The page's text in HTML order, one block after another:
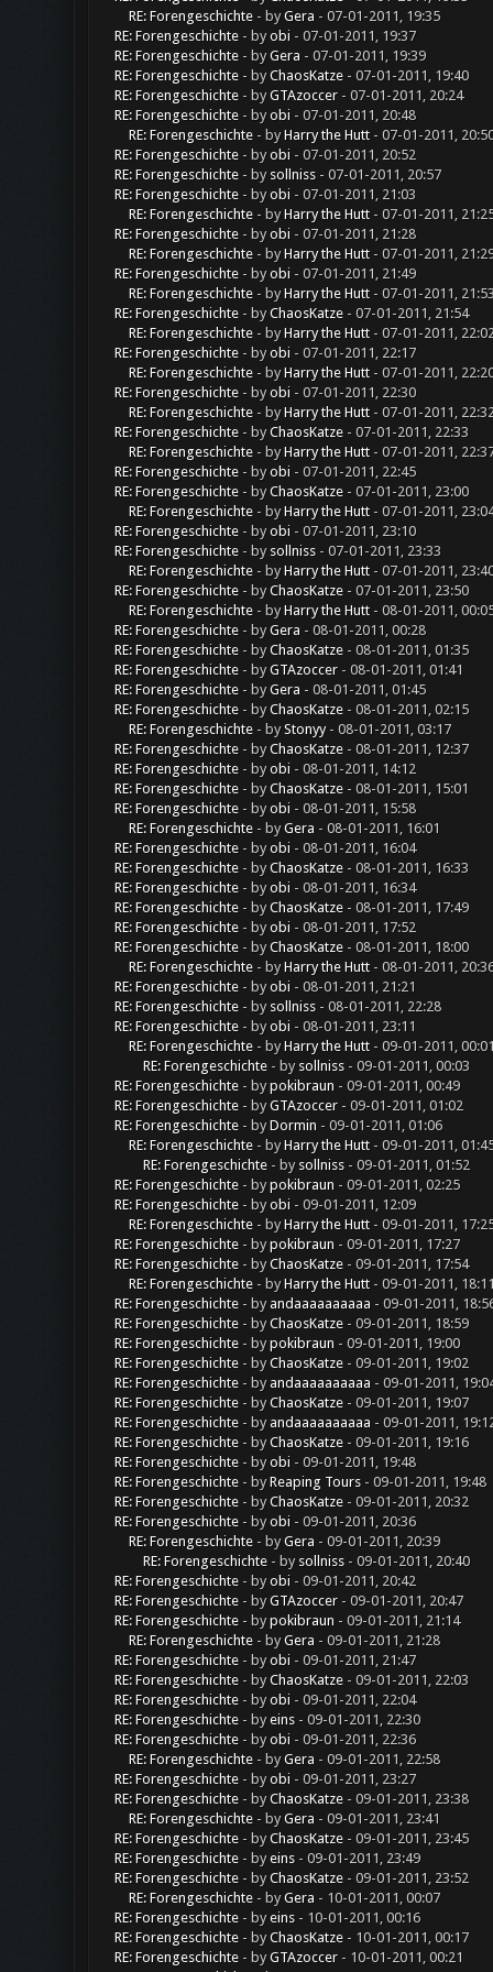
RE: Forengeschichte - byGera - 07-01-2011, 19:35
RE: Forengeschichte - byobi- 07-01-2011, 19:37
RE: Forengeschichte - byGera - 07-01-2011, 19:39
RE: Forengeschichte - byChaosKatze- 07-01-2011, 19:40
RE: Forengeschichte - byGTAzoccer- 07-01-2011, 20:24
RE: Forengeschichte - byobi- 07-01-2011, 20:48
RE: Forengeschichte - byHarry the Hutt- 07-01-2011,
RE: Forengeschichte - byobi- 07-01-2011, 20:52
RE: Forengeschichte - by sollniss- 07-01-2011, 20:57
RE: Forengeschichte - byobi- 07-01-2011, 21:03
RE: Forengeschichte - byHarry the Hutt- 07-01-2011,
RE: Forengeschichte - byobi- 07-01-2011, 21:28
RE: Forengeschichte - byHarry the Hutt- 07-01-2011,
RE: Forengeschichte - byobi- 07-01-2011, 21:49
RE: Forengeschichte - byHarry the Hutt- 07-01-2011, 21:53
RE: Forengeschichte - byChaosKatze- 07-01-2011, 21:54
RE: Forengeschichte - byHarry the Hutt- 07-01-2011,
RE: Forengeschichte - byobi- 07-01-2011, 22:17
RE: Forengeschichte - byHarry the Hutt- 07-01-2011,
RE: Forengeschichte - byobi- 07-01-2011, 22:30
RE: Forengeschichte - byHarry the Hutt- 07-01-2011,
RE: Forengeschichte - byChaosKatze- 07-01-2011, 22:33
RE: Forengeschichte - byHarry the Hutt- 07-01-2011,
RE: Forengeschichte - byobi- 07-01-2011, 22:45
RE: Forengeschichte - byChaosKatze- 07-01-2011, 23:00
RE: Forengeschichte - byHarry the Hutt- 07-01-2011,
RE: Forengeschichte - byobi- 07-01-2011, 23:10
RE: Forengeschichte - by sollniss- 07-01-2011, 23:33
RE: Forengeschichte - byHarry the Hutt- 07-01-2011,
RE: Forengeschichte - byChaosKatze- 07-01-2011, 23:50
RE: Forengeschichte - byHarry the Hutt- 08-01-2011,
RE: Forengeschichte - byGera - 08-01-2011, 00:28
RE: Forengeschichte - byChaosKatze- 08-01-2011, 01:35
RE: Forengeschichte - byGTAzoccer- 08-01-2011, 01:41
RE: Forengeschichte - byGera - 08-01-2011, 01:45
RE: Forengeschichte - byChaosKatze- 08-01-2011, 02:15
RE: Forengeschichte - byStonyy- 08-01-2011, 03:17
RE: Forengeschichte - byChaosKatze- 08-01-2011, 12:37
RE: Forengeschichte - byobi- 08-01-2011, 14:12
RE: Forengeschichte - byChaosKatze- 08-01-2011, 15:01
RE: Forengeschichte - byobi- 08-01-2011, 15:58
RE: Forengeschichte - byGera - 08-01-2011, 16:01
RE: Forengeschichte - byobi- 08-01-2011, 16:04
RE: Forengeschichte - byChaosKatze- 08-01-2011, 16:33
RE: Forengeschichte - byobi- 08-01-2011, 16:34
RE: Forengeschichte - byChaosKatze- 08-01-2011, 17:49
RE: Forengeschichte - byobi- 08-01-2011, 17:52
RE: Forengeschichte - byChaosKatze- 08-01-2011, 18:00
RE: Forengeschichte - byHarry the Hutt- 08-01-2011,
RE: Forengeschichte - byobi- 08-01-2011, 21:21
RE: Forengeschichte - by sollniss- 08-01-2011, 22:28
RE: Forengeschichte - byobi- 08-01-2011, 23:11
RE: Forengeschichte - byHarry the Hutt- 09-01-2011, 00:01
RE: Forengeschichte - by sollniss- 09-01-2011, 00:03
RE: Forengeschichte - bypokibraun - 09-01-2011, 00:49
RE: Forengeschichte - byGTAzoccer- 09-01-2011, 01:02
RE: Forengeschichte - byDormin - 09-01-2011, 01:06
RE: Forengeschichte - byHarry the Hutt- 09-01-2011,
RE: Forengeschichte - by sollniss- 09-01-2011, 01:52
RE: Forengeschichte - bypokibraun - 09-01-2011, 02:25
RE: Forengeschichte - byobi- 09-01-2011, 12:09
RE: Forengeschichte - byHarry the Hutt- 09-01-2011,
RE: Forengeschichte - bypokibraun - 09-01-2011, 17:27
RE: Forengeschichte - byChaosKatze- 09-01-2011, 17:54
RE: Forengeschichte - byHarry the Hutt- 09-01-2011, 18:11
RE: Forengeschichte - byandaaaaaaaaaa - 09-01-2011,
RE: Forengeschichte - byChaosKatze- 09-01-2011, 18:59
RE: Forengeschichte - bypokibraun - 09-01-2011, 19:00
RE: Forengeschichte - byChaosKatze- 09-01-2011, 19:02
RE: Forengeschichte - byandaaaaaaaaaa - 09-01-2011,
RE: Forengeschichte - byChaosKatze- 09-01-2011, 19:07
RE: Forengeschichte - byandaaaaaaaaaa - 09-01-2011,
RE: Forengeschichte - byChaosKatze- 09-01-2011, 19:16
RE: Forengeschichte - byobi- 09-01-2011, 19:48
RE: Forengeschichte - byReaping Tours- 09-01-2011, 19:48
RE: Forengeschichte - byChaosKatze- 09-01-2011, 20:32
RE: Forengeschichte - byobi- 09-01-2011, 20:36
RE: Forengeschichte - byGera - 09-01-2011, 20:39
RE: Forengeschichte - by sollniss- 09-01-2011, 20:40
RE: Forengeschichte - byobi- 09-01-2011, 20:42
RE: Forengeschichte - byGTAzoccer- 09-01-2011, 20:47
RE: Forengeschichte - bypokibraun - 09-01-2011, 21:14
RE: Forengeschichte - byGera - 09-01-2011, 21:28
RE: Forengeschichte - byobi- 09-01-2011, 21:47
RE: Forengeschichte - byChaosKatze- 09-01-2011, 22:03
RE: Forengeschichte - byobi- 09-01-2011, 22:04
RE: Forengeschichte - byeins- 09-01-2011, 22:30
RE: Forengeschichte - byobi- 09-01-2011, 22:36
RE: Forengeschichte - byGera - 09-01-2011, 22:58
RE: Forengeschichte - byobi- 09-01-2011, 23:27
RE: Forengeschichte - byChaosKatze- 09-01-2011, 23:38
RE: Forengeschichte - byGera - 09-01-2011, 23:41
RE: Forengeschichte - byChaosKatze- 09-01-2011, 23:45
RE: Forengeschichte - byeins- 09-01-2011, 23:49
RE: Forengeschichte - byChaosKatze- 09-01-2011, 23:52
RE: Forengeschichte - byGera - 10-01-2011, 00:07
RE: Forengeschichte - byeins- 10-01-2011, 00:16
RE: Forengeschichte - byChaosKatze- 10-01-2011, 00:17
RE: Forengeschichte - byGTAzoccer- 10-01-2011, 00:21